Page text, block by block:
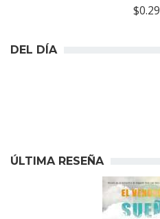
$0.29
DEL DÍA
ÚLTIMA RESEÑA